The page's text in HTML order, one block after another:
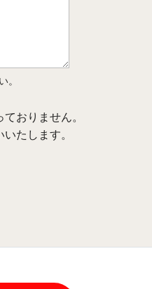
。
おりません。
たします。